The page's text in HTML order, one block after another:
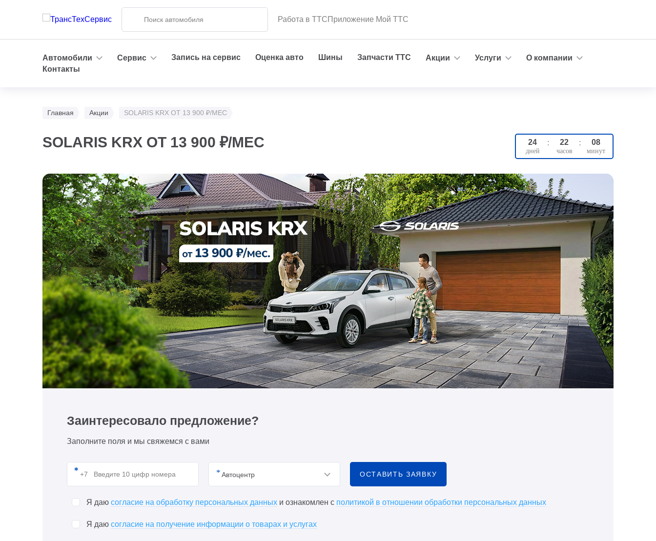
Работа в ТТСПриложение Мой ТТС
Автомобили Сервис Запись на сервис Оценка авто Шины Запчасти ТТС Акции Услуги
О компании
Контакты
Главная Акции SOLARIS KRX ОТ 13 900 ₽/МЕС
SOLARIS KRX ОТ 13 900 ₽/МЕС 24 : 22 : 08
Заинтересовало предложение?
Заполните поля и мы свяжемся с вами
Автоцентр ОСТАВИТЬ ЗАЯВКУ
Я даю согласие на обработку персональных данных и ознакомлен с политикой в отношении обработки персональных данных
Я даю согласие на получение информации о товарах и услугах